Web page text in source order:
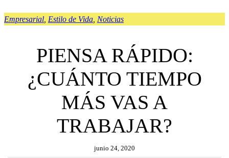
Empresarial Estilo de Vida Noticias
PIENSA RÁPIDO:
¿CUÁNTO TIEMPO
MÁS VAS A
TRABAJAR?
junio 24, 2020